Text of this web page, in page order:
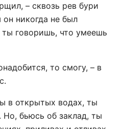
– сквозь рев бури
он никогда не был
ты говоришь, что умеешь
то смогу, – в
в открытых водах, ты
Но, бьюсь об заклад, ты